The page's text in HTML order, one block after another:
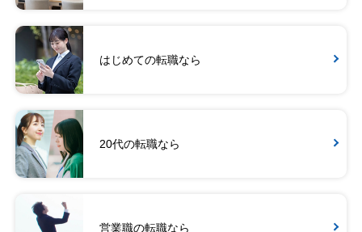
はじめての転職なら
20代の転職なら
営業職の転職なら